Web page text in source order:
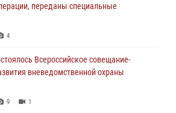
переданы специальные
4
Всероссийское совещание-
вневедомственной охраны
9 1